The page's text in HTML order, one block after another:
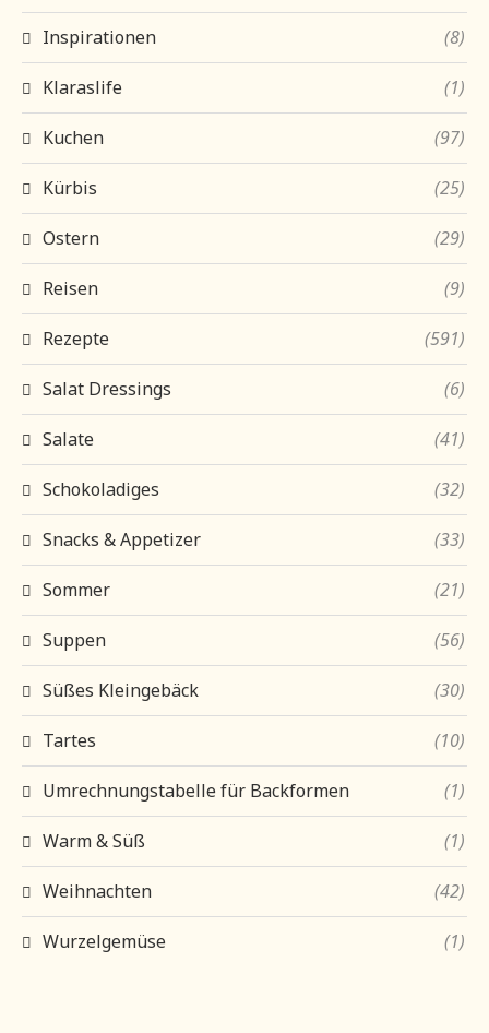
Inspirationen (8)
Klaraslife (1)
Kuchen (97)
Kürbis (25)
Ostern (29)
Reisen (9)
Rezepte (591)
Salat Dressings (6)
Salate (41)
Schokoladiges (32)
Snacks & Appetizer (33)
Sommer (21)
Suppen (56)
Süßes Kleingebäck (30)
Tartes (10)
Umrechnungstabelle für Backformen (1)
Warm & Süß (1)
Weihnachten (42)
Wurzelgemüse (1)